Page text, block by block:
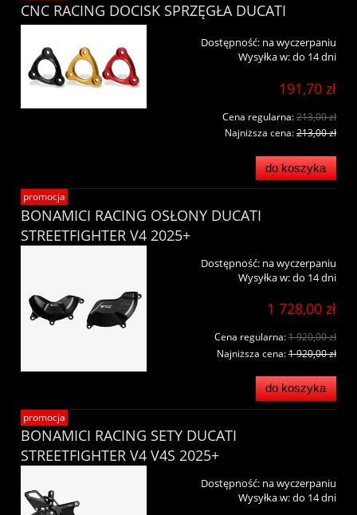
CNC RACING DOCISK SPRZĘGŁA DUCATI
Dostępność: na wyczerpaniu
Wysyłka w:do 14 dni
191,70 zł
Cena regularna:213,00 zł
Najniższa cena:213,00 zł
do koszyka
BONAMICI RACING OSŁONY DUCATI
STREETFIGHTER V4 2025+
Dostępność: na wyczerpaniu
Wysyłka w:do 14 dni
1 728,00 zł
Cena regularna:1 920,00 zł
Najniższa cena:1 920,00 zł
do koszyka
promocja
BONAMICI RACING SETY DUCATI
STREETFIGHTER V4 V4S 2025+
Dostępność: na wyczerpaniu
Wysyłka w:do 14 dni
promocja